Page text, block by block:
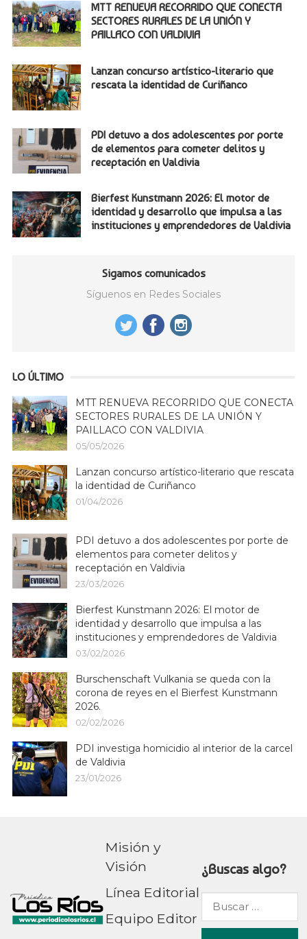
MTT RENUEVA RECORRIDO QUE CONECTA
SECTORES RURALES DE LA UNIÓN Y
PAILLACO CON VALDIVIA
Lanzan concurso artístico-literario que
rescata la identidad de Curiñanco
PDI detuvo a dos adolescentes por porte
de elementos para cometer delitos y
receptación en Valdivia
Bierfest Kunstmann 2026: El motor de
identidad y desarrollo que impulsa a las
instituciones y emprendedores de Valdivia
Sigamos comunicados
Síguenos en Redes Sociales
LO ÚLTIMO
MTT RENUEVA RECORRIDO QUE CONECTA
SECTORES RURALES DE LA UNIÓN Y
PAILLACO CON VALDIVIA
05/05/2026
Lanzan concurso artístico-literario que rescata
la identidad de Curiñanco
01/04/2026
PDI detuvo a dos adolescentes por porte de
elementos para cometer delitos y
receptación en Valdivia
23/03/2026
Bierfest Kunstmann 2026: El motor de
identidad y desarrollo que impulsa a las
instituciones y emprendedores de Valdivia
03/02/2026
Burschenschaft Vulkania se queda con la
corona de reyes en el Bierfest Kunstmann
2026.
02/02/2026
PDI investiga homicidio al interior de la carcel
de Valdivia
23/01/2026
Misión y
Visión
Línea Editorial
Equipo Editor
¿Buscas algo?
Buscar
por: